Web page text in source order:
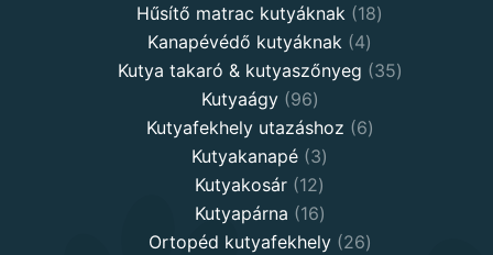
products
Hűsítő matrac kutyáknak 1818
Kanapévédő kutyáknak 44
products
Kutya takaró & kutyaszőnyeg 3535
Kutyaágy 9696
products
Kutyafekhely utazáshoz 66
Kutyakanapé 33
products
Kutyakosár 1212
products
Kutyapárna 1616
products
Ortopéd kutyafekhely 2626